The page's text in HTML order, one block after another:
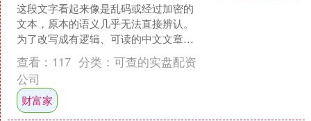
这段文字看起来像是乱码或经过加密的
文本，原本的语义几乎无法直接辨认。
为了改写成有逻辑、可读的中文文章，
需要先根据已有线索进行合理的情境化
重构。我将尝试将这些符号....
查看： 117 分类： 可查的实盘配资
公司
财富家